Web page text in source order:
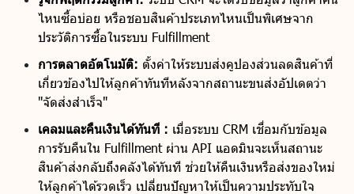
ไหนซื้อบ่อย หรือชอบสินค้าประเภทไหนเป็นพิเศษจาก
ประวัติการซื้อในระบบ Fulfillment
การตลาดอัตโนมัติ: ตั้งค่าให้ระบบส่งคูปองส่วนลดสินค้าที่
เกี่ยวข้องไปให้ลูกค้าทันทีหลังจากสถานะขนส่งอัปเดตว่า
"จัดส่งสำเร็จ"
เคลมและคืนเงินได้ทันที : เมื่อระบบ CRM เชื่อมกับข้อมูล
การรับคืนใน Fulfillment ผ่าน API แอดมินจะเห็นสถานะ
สินค้าส่งกลับถึงคลังได้ทันที ช่วยให้คืนเงินหรือส่งของใหม่
ให้ลูกค้าได้รวดเร็ว เปลี่ยนปัญหาให้เป็นความประทับใจ